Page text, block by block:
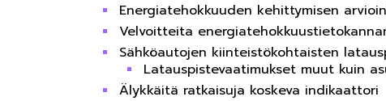
Energiatehokkuuden kehittymisen
Velvoitteita
Sähköautojen kiinteistökohtaisten
Latauspistevaatimukset muut kuin
Älykkäitä ratkaisuja koskeva indikaattori